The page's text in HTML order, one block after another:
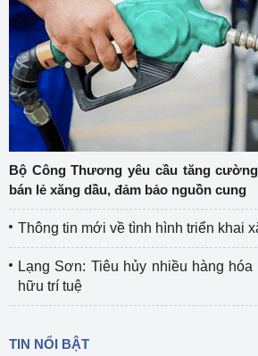
Bộ Công Thương yêu cầu tăng
bán lẻ xăng dầu, đảm bảo nguồn cung
Thông tin mới về tình hình triển khai
Lạng Sơn: Tiêu hủy nhiều hàng
hữu trí tuệ
TIN NỔI BẬT